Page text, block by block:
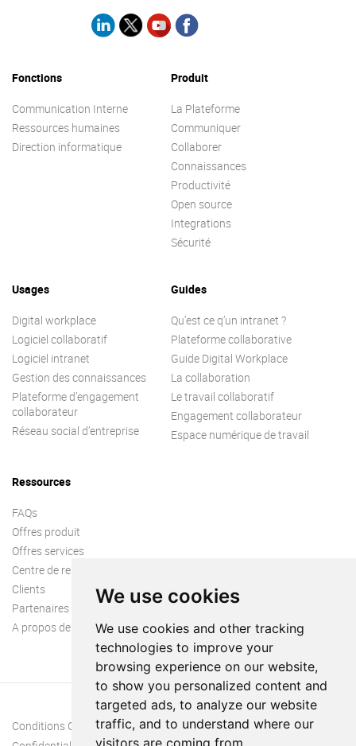
We use cookies
We use cookies and other tracking
technologies to improve your
browsing experience on our website,
to show you personalized content and
targeted ads, to analyze our website
traffic, and to understand where our
visitors are coming from.
A propos d’eXo
Centre de ressources
Fonctions
Communication Interne
Ressources humaines
Direction informatique
Produit
La Plateforme
Communiquer
Collaborer
Connaissances
Productivité
Open source
Integrations
Sécurité
Usages
Digital workplace
Logiciel collaboratif
Logiciel intranet
Gestion des connaissances
Plateforme d’engagement
collaborateur
Réseau social d’entreprise
Guides
Qu’est ce q’un intranet ?
Plateforme collaborative
Guide Digital Workplace
La collaboration
Le travail collaboratif
Engagement collaborateur
Espace numérique de travail
Ressources
FAQs
Offres produit
Offres services
Centre de ressources
Clients
Partenaires
A propos de nous
Conditions Générales